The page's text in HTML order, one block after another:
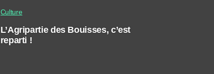
Culture
L’Agripartie des Bouisses, c’est
reparti !